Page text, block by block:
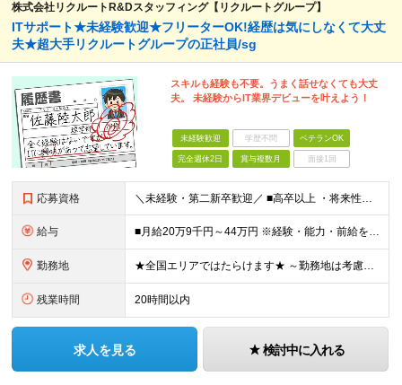
株式会社リクルートR&Dスタッフィング【リクルートグループ】
ITサポート★未経験歓迎★フリーターOK!経歴は気にしなくて大丈
夫★超大手リクルートグループの正社員/sg
スキルも経験も不要。うまく話せなくても大丈
夫。 未経験からIT業界デビューを叶えよう！
未経験歓迎 学歴不問 ベテランOK
完全週休2日 賞与複数月 面接1回
応募資格 ＼未経験・第二新卒歓迎／ ■高卒以上 ・将来性がありそうだと思ったから ・正社員としてしっかり稼ぎたい ・手に職つけたくて など志望理由は何でもOK！ 仕事は1からレクチャーしますので、 全くの未経
給与 ■月給20万9千円～44万円 ※経験・能力・前給を考慮の上、決定いたします ※時間外手当100％支給 ※派遣就業先が変更となる場合には、就業規則、労使協定等に基づき賃金が変更となる可能性があります
勤務地 ★全国エリアではたらけます★ ～勤務地は考慮します～ ■東北エリア／青森・岩手・宮城・秋田・山形・福島 ■関東エリア／東京・埼玉・神奈川・千葉・茨城・栃木・群馬 ■北信越エリア／長野・山梨・福井 ■
残業時間 20時間以内
求人を見る 検討中に入れる